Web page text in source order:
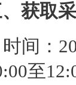
获取
时间：
至